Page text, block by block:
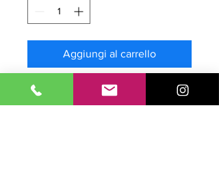
Aggiungi al carrello
Prodotto Compatibile. Tipo:
Inchiostro Compatibile.